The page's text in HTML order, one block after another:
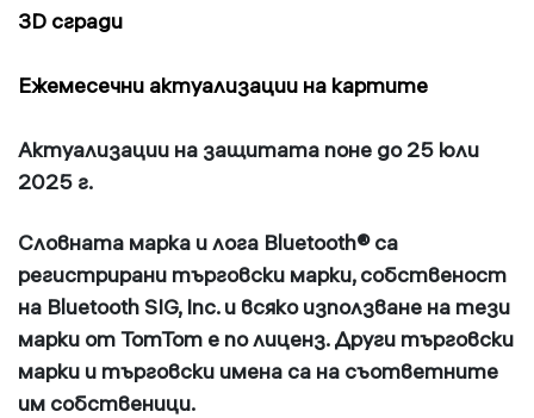
3D сгради
Ежемесечни актуализации на картите
Актуализации на защитата поне до 25 юли
2025 г.
Словната марка и лога Bluetooth® са
регистрирани търговски марки, собственост
на Bluetooth SIG, Inc. и всяко използване на тези
марки от TomTom е по лиценз. Други търговски
марки и търговски имена са на съответните
им собственици.